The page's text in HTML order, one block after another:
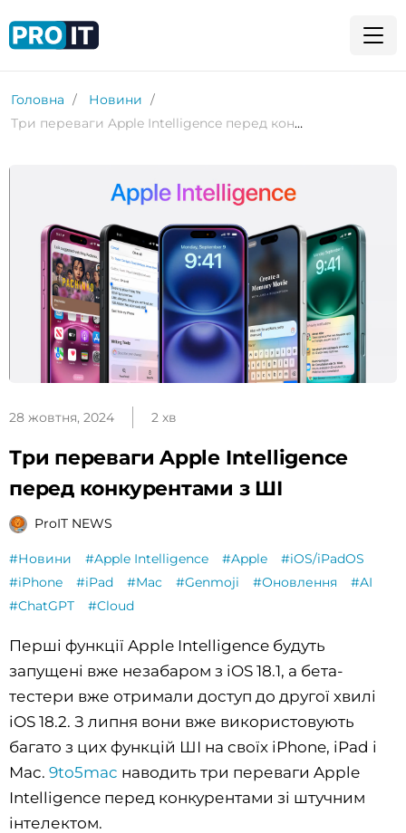
Головна
Новини
Три переваги Apple Intelligence перед конкурентами з ШІ
28 жовтня, 2024 2 хв
Три переваги Apple Intelligence
перед конкурентами з ШІ
ProIT NEWS
#Новини #Apple Intelligence #Apple
#iOS/iPadOS
#iPhone
#iPad #Mac #Genmoji #Оновлення
#AI
#ChatGPT
#Cloud
Перші функції Apple Intelligence будуть
запущені вже незабаром з iOS 18.1, а бета-
тестери вже отримали доступ до другої хвилі
iOS 18.2. З липня вони вже використовують
багато з цих функцій ШІ на своїх iPhone, iPad і
Mac. 9to5mac наводить три переваги Apple
Intelligence перед конкурентами зі штучним
інтелектом.